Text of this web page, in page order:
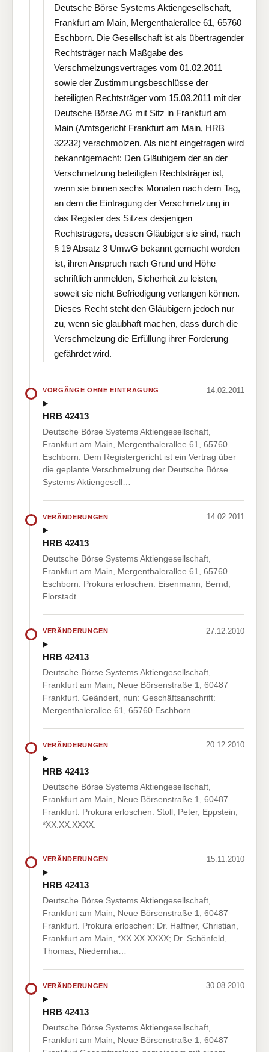
Deutsche Börse Systems Aktiengesellschaft,
Frankfurt am Main, Mergenthalerallee 61, 65760
Eschborn. Die Gesellschaft ist als übertragender
Rechtsträger nach Maßgabe des
Verschmelzungsvertrages vom 01.02.2011
sowie der Zustimmungsbeschlüsse der
beteiligten Rechtsträger vom 15.03.2011 mit der
Deutsche Börse AG mit Sitz in Frankfurt am
Main (Amtsgericht Frankfurt am Main, HRB
32232) verschmolzen. Als nicht eingetragen wird
bekanntgemacht: Den Gläubigern der an der
Verschmelzung beteiligten Rechtsträger ist,
wenn sie binnen sechs Monaten nach dem Tag,
an dem die Eintragung der Verschmelzung in
das Register des Sitzes desjenigen
Rechtsträgers, dessen Gläubiger sie sind, nach
§ 19 Absatz 3 UmwG bekannt gemacht worden
ist, ihren Anspruch nach Grund und Höhe
schriftlich anmelden, Sicherheit zu leisten,
soweit sie nicht Befriedigung verlangen können.
Dieses Recht steht den Gläubigern jedoch nur
zu, wenn sie glaubhaft machen, dass durch die
Verschmelzung die Erfüllung ihrer Forderung
gefährdet wird.
VORGÄNGE OHNE EINTRAGUNG 14.02.2011
HRB 42413
Deutsche Börse Systems Aktiengesellschaft,
Frankfurt am Main, Mergenthalerallee 61, 65760
Eschborn. Dem Registergericht ist ein Vertrag über
die geplante Verschmelzung der Deutsche Börse
Systems Aktiengesell…
VERÄNDERUNGEN 14.02.2011
HRB 42413
Deutsche Börse Systems Aktiengesellschaft,
Frankfurt am Main, Mergenthalerallee 61, 65760
Eschborn. Prokura erloschen: Eisenmann, Bernd,
Florstadt.
VERÄNDERUNGEN 27.12.2010
HRB 42413
Deutsche Börse Systems Aktiengesellschaft,
Frankfurt am Main, Neue Börsenstraße 1, 60487
Frankfurt. Geändert, nun: Geschäftsanschrift:
Mergenthalerallee 61, 65760 Eschborn.
VERÄNDERUNGEN 20.12.2010
HRB 42413
Deutsche Börse Systems Aktiengesellschaft,
Frankfurt am Main, Neue Börsenstraße 1, 60487
Frankfurt. Prokura erloschen: Stoll, Peter, Eppstein,
*XX.XX.XXXX.
VERÄNDERUNGEN 15.11.2010
HRB 42413
Deutsche Börse Systems Aktiengesellschaft,
Frankfurt am Main, Neue Börsenstraße 1, 60487
Frankfurt. Prokura erloschen: Dr. Haffner, Christian,
Frankfurt am Main, *XX.XX.XXXX; Dr. Schönfeld,
Thomas, Niedernha…
VERÄNDERUNGEN 30.08.2010
HRB 42413
Deutsche Börse Systems Aktiengesellschaft,
Frankfurt am Main, Neue Börsenstraße 1, 60487